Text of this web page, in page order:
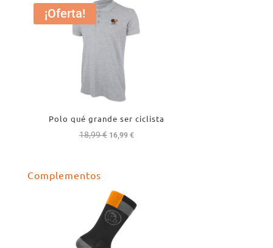
¡Oferta!
Polo qué grande ser ciclista
18,99€ El
18,99 €.
16,99 €El
Complementos